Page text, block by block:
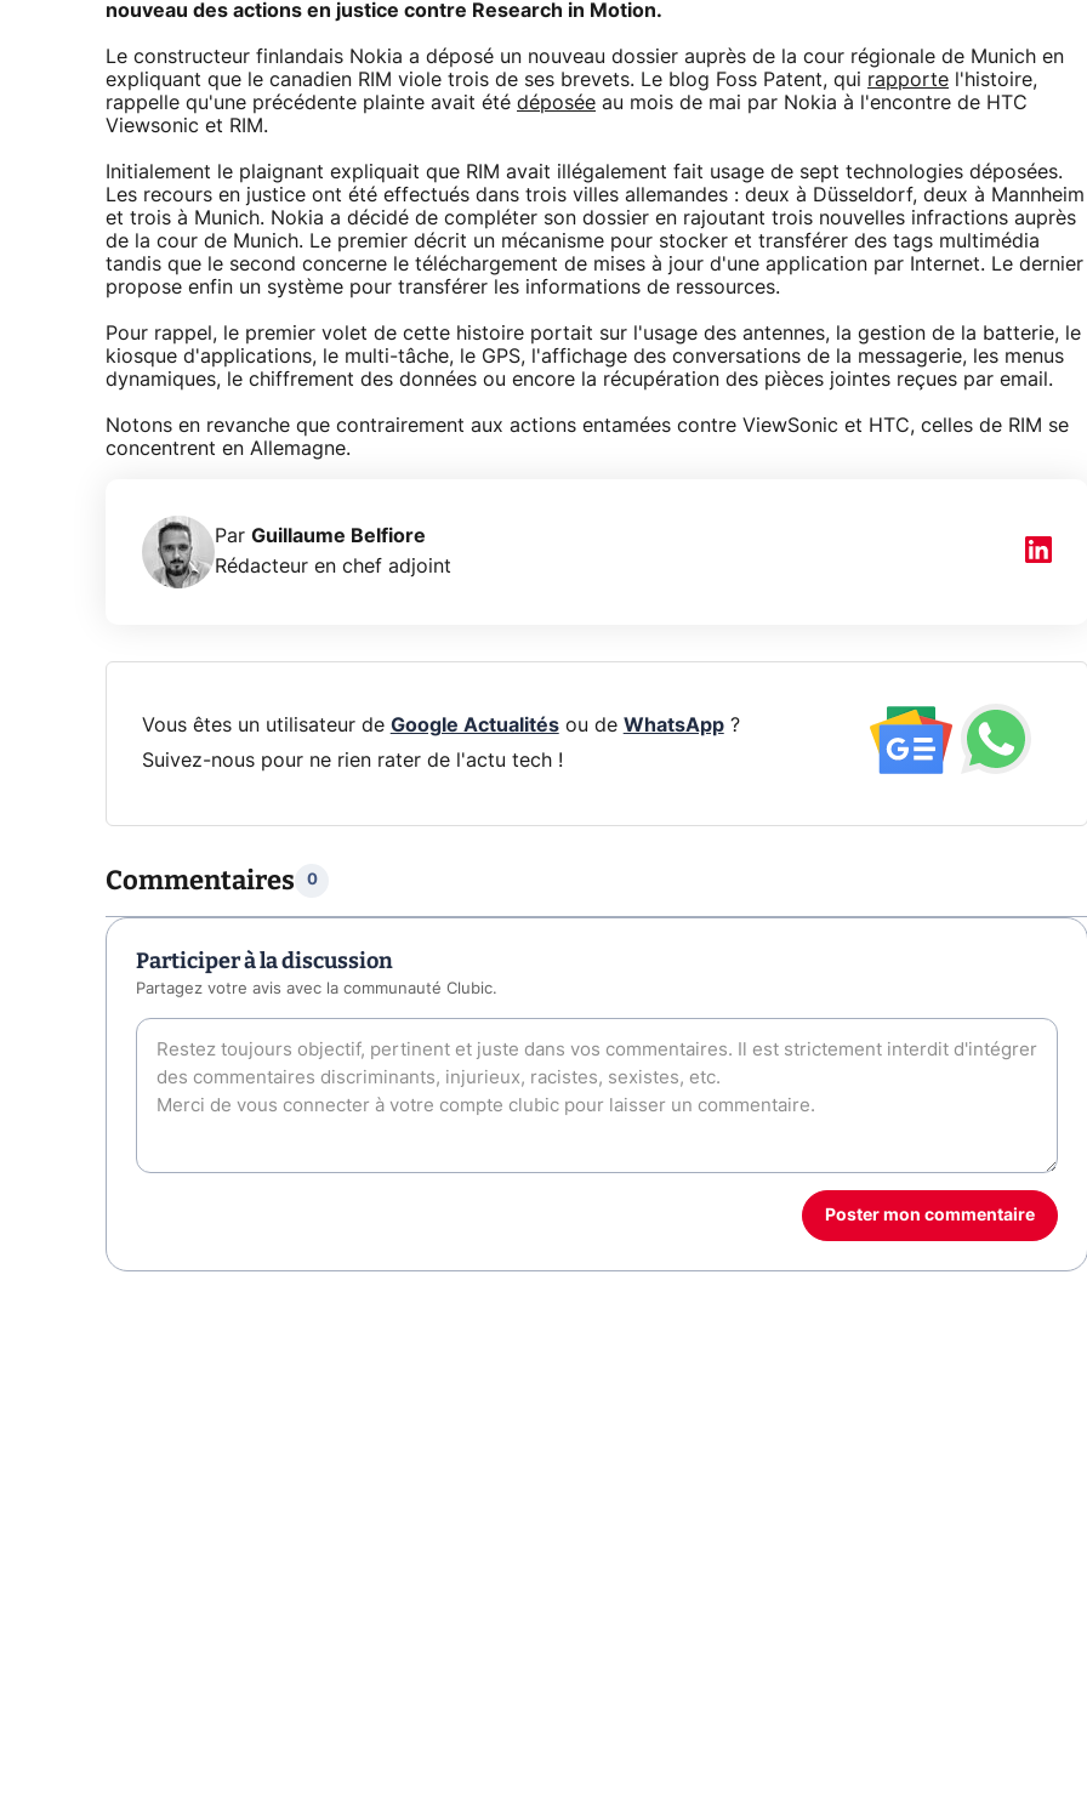
nouveau des actions en justice contre Research in Motion.
Le constructeur finlandais Nokia a déposé un nouveau dossier auprès de la cour régionale de Munich en
expliquant que le canadien RIM viole trois de ses brevets. Le blog Foss Patent, qui rapporte l'histoire,
rappelle qu'une précédente plainte avait été déposée au mois de mai par Nokia à l'encontre de HTC
Viewsonic et RIM.
Initialement le plaignant expliquait que RIM avait illégalement fait usage de sept technologies déposées.
Les recours en justice ont été effectués dans trois villes allemandes : deux à Düsseldorf, deux à Mannheim
et trois à Munich. Nokia a décidé de compléter son dossier en rajoutant trois nouvelles infractions auprès
de la cour de Munich. Le premier décrit un mécanisme pour stocker et transférer des tags multimédia
tandis que le second concerne le téléchargement de mises à jour d'une application par Internet. Le dernier
propose enfin un système pour transférer les informations de ressources.
Pour rappel, le premier volet de cette histoire portait sur l'usage des antennes, la gestion de la batterie, le
kiosque d'applications, le multi-tâche, le GPS, l'affichage des conversations de la messagerie, les menus
dynamiques, le chiffrement des données ou encore la récupération des pièces jointes reçues par email.
Notons en revanche que contrairement aux actions entamées contre ViewSonic et HTC, celles de RIM se
concentrent en Allemagne.
Par Guillaume Belfiore
Rédacteur en chef adjoint
Vous êtes un utilisateur de Google Actualitésou de WhatsApp?
Suivez-nous pour ne rien rater de l'actu tech !
Commentaires 0
Participer à la discussion
Partagez votre avis avec la communauté Clubic.
Poster mon commentaire